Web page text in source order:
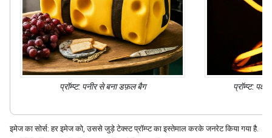
प्रॉम्प्ट: पनीरसे बनाडफ़ल बैग प्रॉम्प्ट: पक्षी
इमेज का सोर्स: हर इमेज को, उससे जुड़े टेक्स्ट प्रॉम्प्ट का इस्तेमाल करके जनरेट किया गया है.